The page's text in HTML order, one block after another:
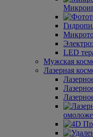
LED
Мужская
Лазерная